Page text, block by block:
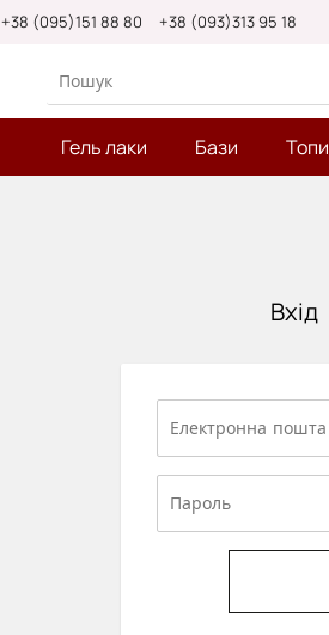
+38 (095)151 88 80 +38 (093)313 95 18
Гель лаки Бази Топи
Вхід